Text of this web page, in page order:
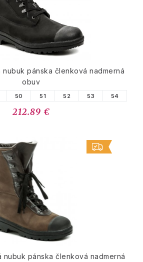
nubuk pánska členková nadmerná
obuv
50 51 52 53 54
212.89 €
nubuk pánska členková nadmerná